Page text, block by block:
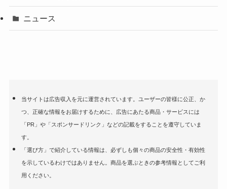
ニュース
当サイトは広告収入を元に運営されています。ユーザーの皆様に公正、か
つ、正確な情報をお届けするために、広告にあたる商品・サービスには
「PR」や「スポンサードリンク」などの記載をすることを遵守していま
す。
「選び方」で紹介している情報は、必ずしも個々の商品の安全性・有効性
を示しているわけではありません。商品を選ぶときの参考情報としてご利
用ください。